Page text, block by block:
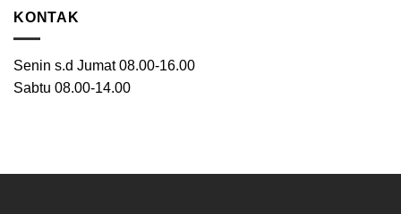
KONTAK
Senin s.d Jumat 08.00-16.00
Sabtu 08.00-14.00